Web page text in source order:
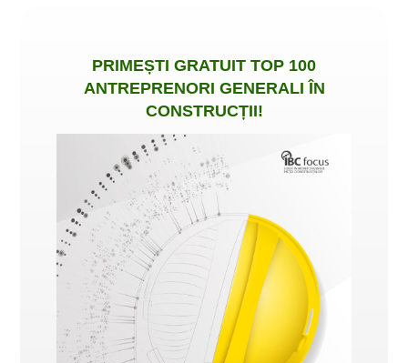
PRIMEȘTI GRATUIT TOP 100
ANTREPRENORI GENERALI ÎN
CONSTRUCȚII!